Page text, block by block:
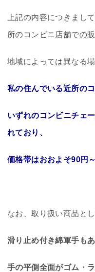
上記の内容につきまし
所のコンビニ店舗での
地域によっては異なる
私の住んでいる近所の
いずれのコンビニチェ
れており、
価格帯はおおよそ90円
なお、取り扱い商品と
滑り止め付き綿軍手もあ
手の平側全面がゴム・